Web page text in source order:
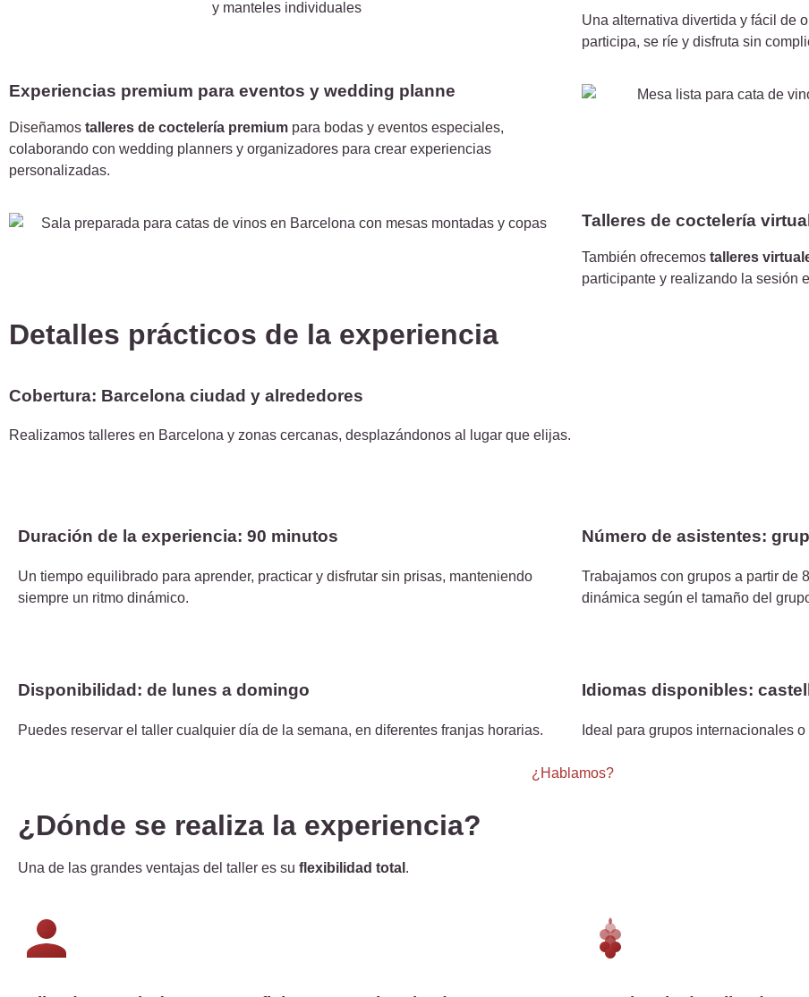
Una alternativa divertida y fácil de
participa, se ríe y disfruta sin
Experiencias premium para eventos y wedding planne
Diseñamos talleres de coctelería premium para bodas y eventos especiales,
colaborando con wedding planners y organizadores para crear experiencias
personalizadas.
Talleres de coctelería
También ofrecemos talleres
participante y realizando la sesión
Detalles prácticos de la experiencia
Cobertura: Barcelona ciudad y alrededores
Realizamos talleres en Barcelona y zonas cercanas, desplazándonos al lugar que elijas.
Duración de la experiencia: 90 minutos
Un tiempo equilibrado para aprender, practicar y disfrutar sin prisas, manteniendo
siempre un ritmo dinámico.
Número de asistentes:
Trabajamos con grupos a partir de
dinámica según el tamaño del
Disponibilidad: de lunes a domingo
Puedes reservar el taller cualquier día de la semana, en diferentes franjas horarias.
Idiomas disponibles:
Ideal para grupos internacionales
¿Hablamos?
¿Dónde se realiza la experiencia?
Una de las grandes ventajas del taller es su flexibilidad total .